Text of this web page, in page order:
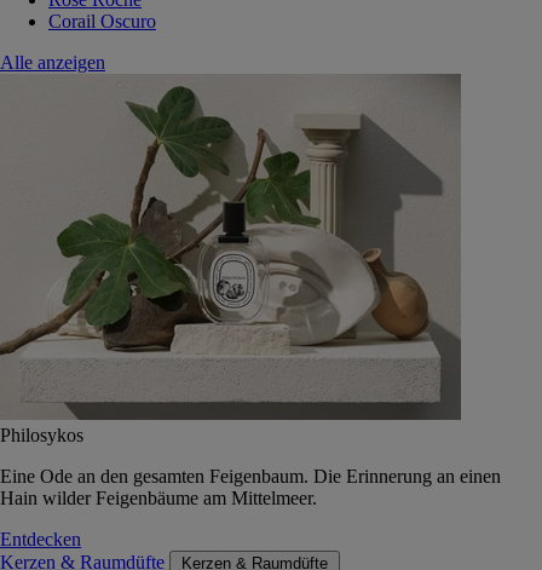
Corail Oscuro
Alle anzeigen
Philosykos
Eine Ode an den gesamten Feigenbaum. Die Erinnerung an einen
Hain wilder Feigenbäume am Mittelmeer.
Entdecken
Kerzen & Raumdüfte
Kerzen & Raumdüfte